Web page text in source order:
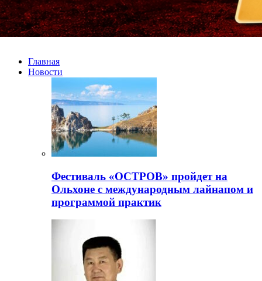
Главная
Новости
Фестиваль «ОСТРОВ» пройдет на
Ольхоне с международным лайнапом и
программой практик